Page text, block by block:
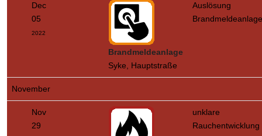
Dec
05
2022
Brandmeldeanlage
Syke, Hauptstraße
Auslösung
Brandmeldeanlage
November
Nov
29
unklare
Rauchentwicklung